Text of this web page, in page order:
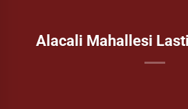
Alacali Mahallesi